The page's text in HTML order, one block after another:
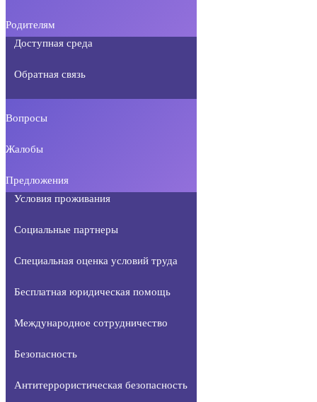
Родителям
Доступная среда
Обратная связь
Вопросы
Жалобы
Предложения
Условия проживания
Социальные партнеры
Специальная оценка условий труда
Бесплатная юридическая помощь
Международное сотрудничество
Безопасность
Антитеррористическая безопасность